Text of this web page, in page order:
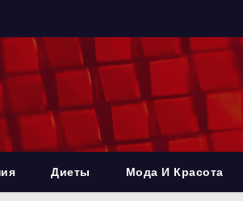
Диеты Мода И Красота